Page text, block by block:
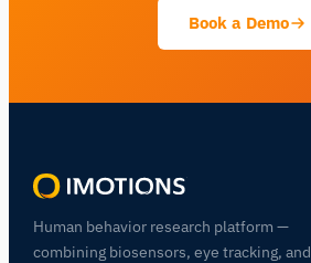
Book a Demo
Human behavior research platform —
combining biosensors, eye tracking, and